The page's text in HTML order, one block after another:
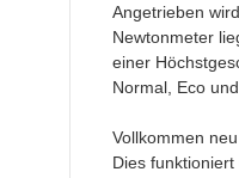
Angetrieben
Newtonmeter
einer
Normal, Eco
Vollkommen
Dies